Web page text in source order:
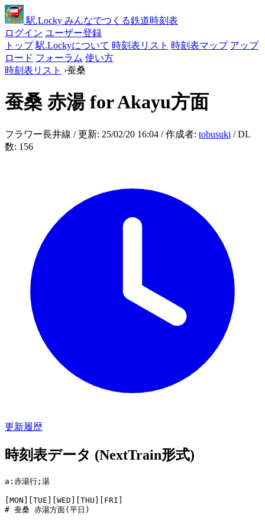
駅.Locky みんなでつくる鉄道時刻表
ログイン ユーザー登録
トップ 駅.Lockyについて 時刻表リスト 時刻表マップ アップ
ロード フォーラム 使い方
時刻表リスト ›蚕桑
蚕桑 赤湯 for Akayu方面
フラワー長井線 / 更新: 25/02/20 16:04 / 作成者: tobusuki / DL
数: 156
更新履歴
時刻表データ (NextTrain形式)
a:赤湯行;湯
[MON][TUE][WED][THU][FRI]
# 蚕桑 赤湯方面(平日)